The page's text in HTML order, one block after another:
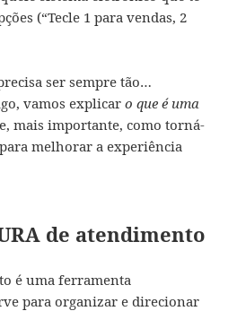
(“Tecle 1 para vendas, 2
ser sempre tão…
vamos explicaro que é uma
e, mais importante, como torná-
melhorar a experiência
de atendimento
é uma ferramenta
para organizar e direcionar